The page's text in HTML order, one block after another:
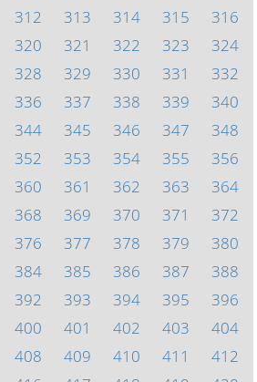
312 313 314 315
316
320 321 322 323
324
328 329 330 331
332
336 337 338 339
340
344 345 346 347
348
352 353 354 355
356
360 361 362 363
364
368 369 370 371
372
376 377 378 379
380
384 385 386 387
388
392 393 394 395
396
400 401 402 403
404
408 409 410 411
412